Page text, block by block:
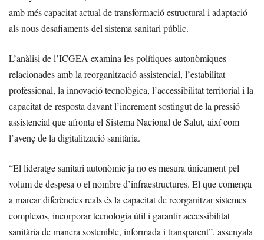
amb més capacitat actual de transformació estructural i adaptació
als nous desafiaments del sistema sanitari públic.
L’anàlisi de l’ICGEA examina les polítiques autonòmiques
relacionades amb la reorganització assistencial, l’estabilitat
professional, la innovació tecnològica, l’accessibilitat territorial i la
capacitat de resposta davant l’increment sostingut de la pressió
assistencial que afronta el Sistema Nacional de Salut, així com
l’avenç de la digitalització sanitària.
“El lideratge sanitari autonòmic ja no es mesura únicament pel
volum de despesa o el nombre d’infraestructures. El que comença
a marcar diferències reals és la capacitat de reorganitzar sistemes
complexos, incorporar tecnologia útil i garantir accessibilitat
sanitària de manera sostenible, informada i transparent”, assenyala